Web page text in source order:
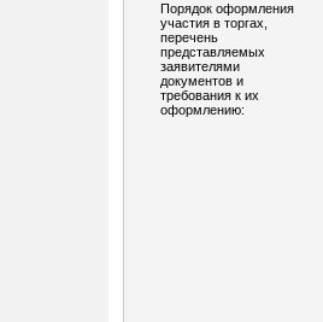
Порядок оформления
участия в торгах,
перечень
представляемых
заявителями
документов и
требования к их
оформлению: